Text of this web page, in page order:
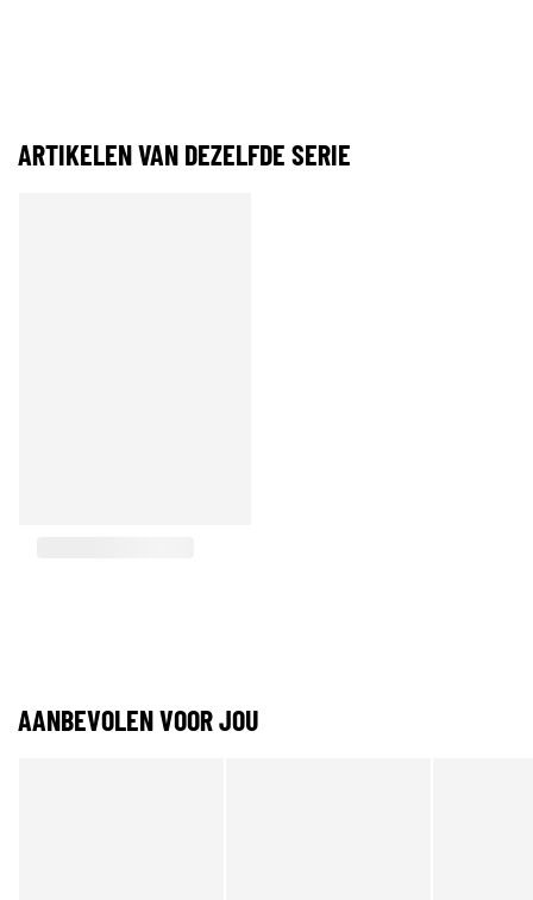
ARTIKELEN VAN DEZELFDE SERIE
AANBEVOLEN VOOR JOU